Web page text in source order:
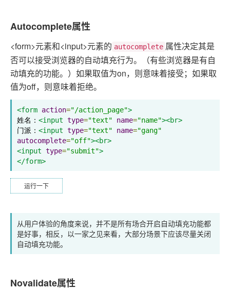
Autocomplete属性
<form>元素和<input>元素的 autocomplete 属性决定其是
否可以接受浏览器的自动填充行为。（有些浏览器是有自
动填充的功能。）如果取值为on，则意味着接受；如果取
值为off，则意味着拒绝。
<form action="/action_page">
姓名： <input type="text" name="name"><br>
门派： <input type="text" name="gang"
autocomplete="off"><br>
<input type="submit">
</form>
运行一下
从用户体验的角度来说，并不是所有场合开启自动填充功能都
是好事，相反，以一家之见来看，大部分场景下应该尽量关闭
自动填充功能。
Novalidate属性